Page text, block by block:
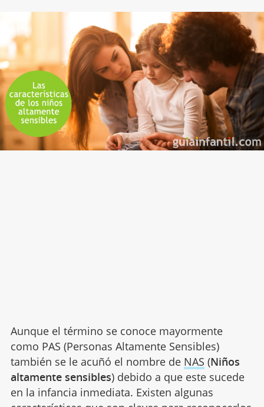
Aunque el término se conoce mayormente
como PAS (Personas Altamente Sensibles)
también se le acuñó el nombre de NAS (Niños
altamente sensibles) debido a que este sucede
en la infancia inmediata. Existen algunas